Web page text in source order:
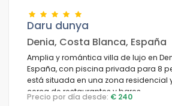
Daru dunya
Denia, Costa Blanca, España
Amplia y romántica villa de lujo en
España, con piscina privada para 8
está situada en una zona residencial
cerca de restaurantes y bares.
Precio por día desde: € 240